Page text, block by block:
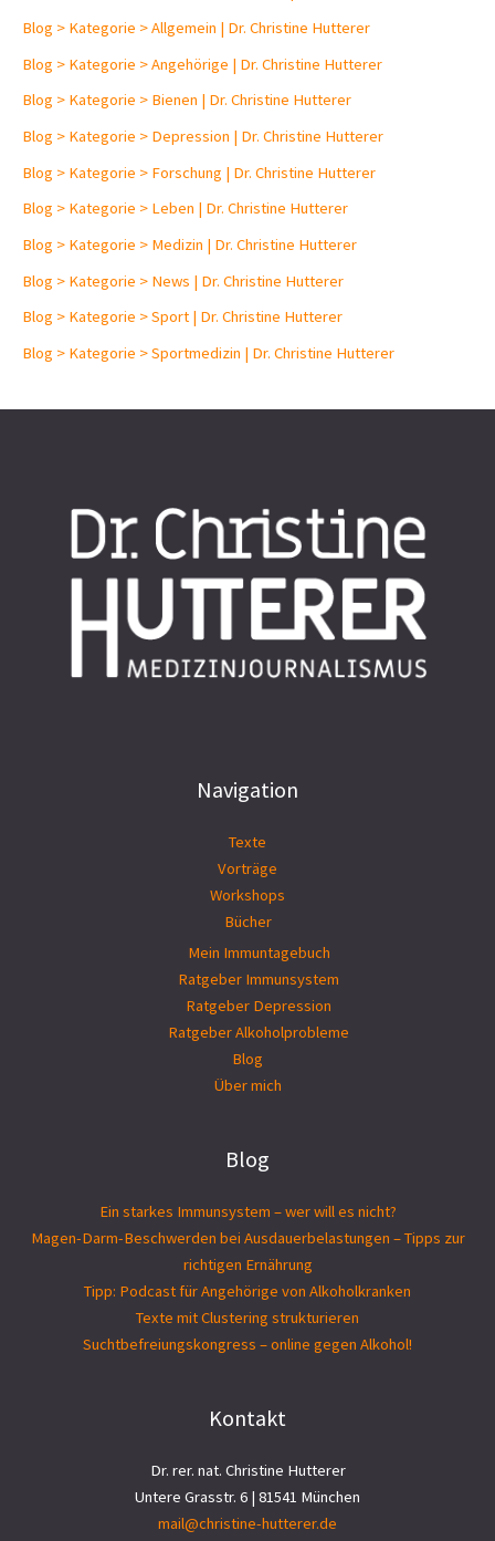
Blog > Kategorie > Allgemein | Dr. Christine Hutterer
Blog > Kategorie > Angehörige | Dr. Christine Hutterer
Blog > Kategorie > Bienen | Dr. Christine Hutterer
Blog > Kategorie > Depression | Dr. Christine Hutterer
Blog > Kategorie > Forschung | Dr. Christine Hutterer
Blog > Kategorie > Leben | Dr. Christine Hutterer
Blog > Kategorie > Medizin | Dr. Christine Hutterer
Blog > Kategorie > News | Dr. Christine Hutterer
Blog > Kategorie > Sport | Dr. Christine Hutterer
Blog > Kategorie > Sportmedizin | Dr. Christine Hutterer
Navigation
Texte
Vorträge
Workshops
Bücher
Mein Immuntagebuch
Ratgeber Immunsystem
Ratgeber Depression
Ratgeber Alkoholprobleme
Blog
Über mich
Blog
Ein starkes Immunsystem – wer will es nicht?
Magen-Darm-Beschwerden bei Ausdauerbelastungen – Tipps zur
richtigen Ernährung
Tipp: Podcast für Angehörige von Alkoholkranken
Texte mit Clustering strukturieren
Suchtbefreiungs­kongress – online gegen Alkohol!
Kontakt
Dr. rer. nat. Christine Hutterer
Untere Grasstr. 6 | 81541 München
mail@christine-hutterer.de